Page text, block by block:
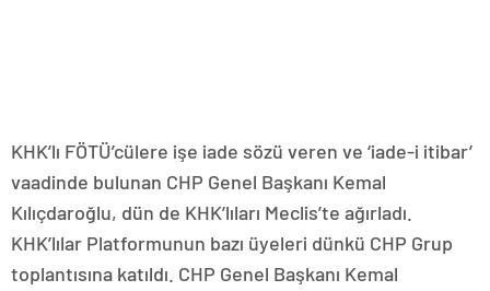
KHK’lı FÖTÜ’cülere işe iade sözü veren ve ‘iade-i itibar’
vaadinde bulunan CHP Genel Başkanı Kemal
Kılıçdaroğlu, dün de KHK’lıları Meclis’te ağırladı.
KHK’lılar Platformunun bazı üyeleri dünkü CHP Grup
toplantısına katıldı. CHP Genel Başkanı Kemal